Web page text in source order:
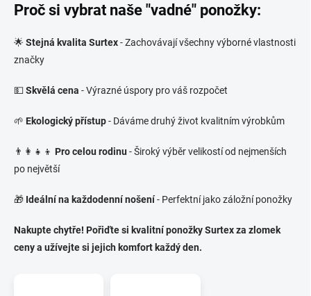
Proč si vybrat naše "vadné" ponožky:
🌟 Stejná kvalita Surtex- Zachovávají všechny výborné vlastnosti
značky
💵Skvělá cena - Výrazné úspory pro váš rozpočet
🌱 Ekologický přístup- Dáváme druhý život kvalitním výrobkům
👨‍👩‍👧‍👦 Pro celou rodinu- Široký výběr velikostí od nejmenších
po největší
🎁 Ideální na každodenní nošení- Perfektní jako záložní ponožky
Nakupte chytře! Pořiďte si kvalitní ponožky Surtex za zlomek
ceny a užívejte si jejich komfort každý den.